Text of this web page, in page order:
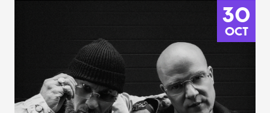
30
OCT